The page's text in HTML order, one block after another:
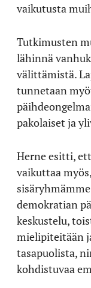
vaikutusta
Tutkimusten
lähinnä
välittämistä.
tunnetaan
pakolaiset ja
Herne esitti,
vaikuttaa
demokratian
keskustelu,
mielipiteitään
tasapuolista,
kohdistuvaa